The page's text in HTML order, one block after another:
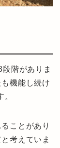
階がありま
機能し続け
ことがあり
考えていま